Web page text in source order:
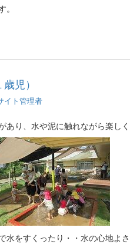
児）
ト管理者
り、水や泥に触れながら楽しく
をすくったり・・水の心地よ